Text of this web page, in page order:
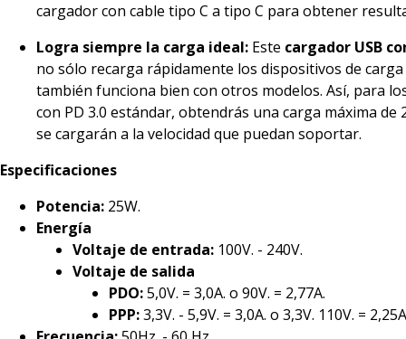
cargador con cable tipo C a tipo C para obtener
Logra siempre la carga ideal: Este cargador USB
no sólo recarga rápidamente los dispositivos de
también funciona bien con otros modelos. Así, para
con PD 3.0 estándar, obtendrás una carga máxima de
se cargarán a la velocidad que puedan soportar.
Especificaciones
Potencia: 25W.
Energía
Voltaje de entrada: 100V. - 240V.
Voltaje de salida
PDO:5,0V. = 3,0A. o 90V. = 2,77A.
PPP:3,3V. - 5,9V. = 3,0A. o 3,3V. 110V. =